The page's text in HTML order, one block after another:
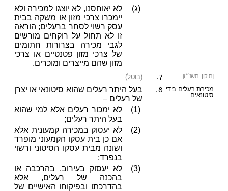
(ג)
לא יאוחסנו, לא יוצגו למכירה ולא
יימכרו צרכי מזון או משקה בבית
עסק רשוי לסחר ברעלים; הוראה
זו לא תחול על רוקחים מורשים
לגבי מכירה בצרורות חתומים
של צרכי מזון פטנטיים או צרכי
מזון שהם מייצרים ומוכרים.
7. [תיקון: תשנ״ז] (בוטל).
8. מכירת רעלים בידי
סיטונאים
בעל היתר רעלים שהוא סיטונאי או יצרן
של רעלים –
(1)
לא ימכור רעלים אלא למי שהוא
בעל היתר רעלים;
(2)
לא יעסוק במכירה קמעונית אלא
אם כן בית עסקו הקמעוני מופרד
ושונה מבית עסקו הסיטוני ורשוי
בנפרד;
(3)
לא יעסוק בעירוב, בהרכבה או
בהכנה של רעלים, אלא
בהדרכתו ובפיקוחו האישיים של